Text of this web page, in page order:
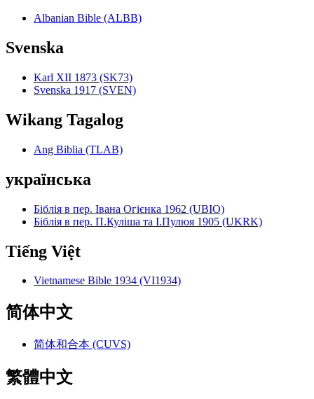
Albanian Bible (ALBB)
Svenska
Karl XII 1873 (SK73)
Svenska 1917 (SVEN)
Wikang Tagalog
Ang Biblia (TLAB)
українська
Біблія в пер. Івана Огієнка 1962 (UBIO)
Біблія в пер. П.Куліша та І.Пулюя 1905 (UKRK)
Tiếng Việt
Vietnamese Bible 1934 (VI1934)
简体中文
简体和合本 (CUVS)
繁體中文